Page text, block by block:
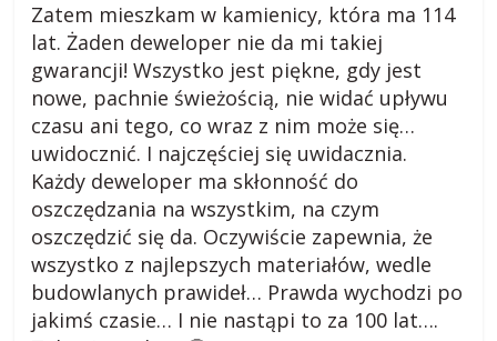
Zatem mieszkam w kamienicy, która ma 114
lat. Żaden deweloper nie da mi takiej
gwarancji! Wszystko jest piękne, gdy jest
nowe, pachnie świeżością, nie widać upływu
czasu ani tego, co wraz z nim może się…
uwidocznić. I najczęściej się uwidacznia.
Każdy deweloper ma skłonność do
oszczędzania na wszystkim, na czym
oszczędzić się da. Oczywiście zapewnia, że
wszystko z najlepszych materiałów, wedle
budowlanych prawideł… Prawda wychodzi po
jakimś czasie… I nie nastąpi to za 100 lat….